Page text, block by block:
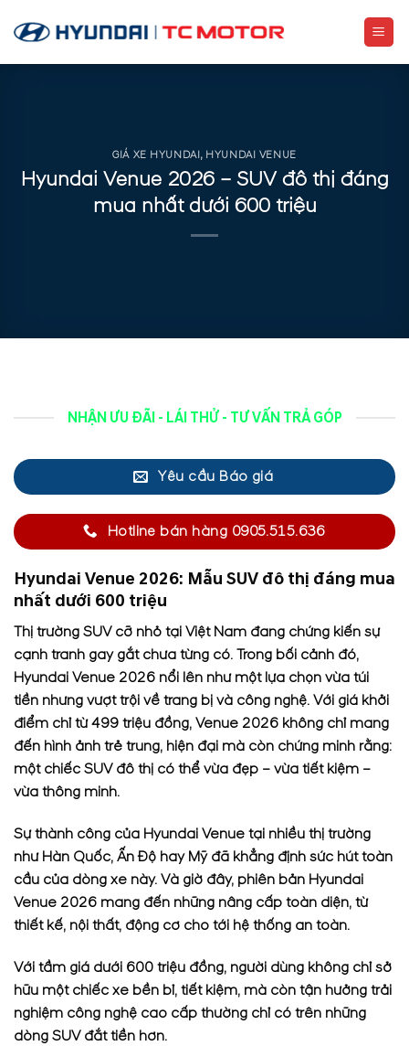
GIÁ XE HYUNDAI, HYUNDAI VENUE
Hyundai Venue 2026 – SUV đô thị đáng
mua nhất dưới 600 triệu
NHẬN ƯU ĐÃI - LÁI THỬ - TƯ VẤN TRẢ GÓP
Yêu cầu Báo giá
Hotline bán hàng 0905.515.636
Hyundai Venue 2026: Mẫu SUV đô thị đáng mua
nhất dưới 600 triệu
Thị trường SUV cỡ nhỏ tại Việt Nam đang chứng kiến sự
cạnh tranh gay gắt chưa từng có. Trong bối cảnh đó,
Hyundai Venue 2026 nổi lên như một lựa chọn vừa túi
tiền nhưng vượt trội về trang bị và công nghệ. Với giá khởi
điểm chỉ từ 499 triệu đồng, Venue 2026 không chỉ mang
đến hình ảnh trẻ trung, hiện đại mà còn chứng minh rằng:
một chiếc SUV đô thị có thể vừa đẹp – vừa tiết kiệm –
vừa thông minh.
Sự thành công của Hyundai Venue tại nhiều thị trường
như Hàn Quốc, Ấn Độ hay Mỹ đã khẳng định sức hút toàn
cầu của dòng xe này. Và giờ đây, phiên bản Hyundai
Venue 2026 mang đến những nâng cấp toàn diện, từ
thiết kế, nội thất, động cơ cho tới hệ thống an toàn.
Với tầm giá dưới 600 triệu đồng, người dùng không chỉ sở
hữu một chiếc xe bền bỉ, tiết kiệm, mà còn tận hưởng trải
nghiệm công nghệ cao cấp thường chỉ có trên những
dòng SUV đắt tiền hơn.